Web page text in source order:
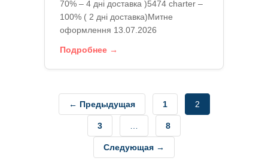
70% – 4 дні доставка )5474 charter –
100% ( 2 дні доставка)Митне
оформлення 13.07.2026
Подробнее →
Posts
navigation
← Предыдущая 1 2
3 8
Следующая →